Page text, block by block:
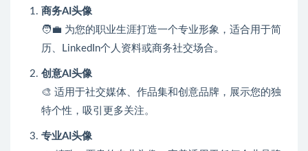
商务AI头像
🧑‍💼 为您的职业生涯打造一个专业形象，适合用于简
历、LinkedIn个人资料或商务社交场合。
创意AI头像
🎨 适用于社交媒体、作品集和创意品牌，展示您的独
特个性，吸引更多关注。
专业AI头像